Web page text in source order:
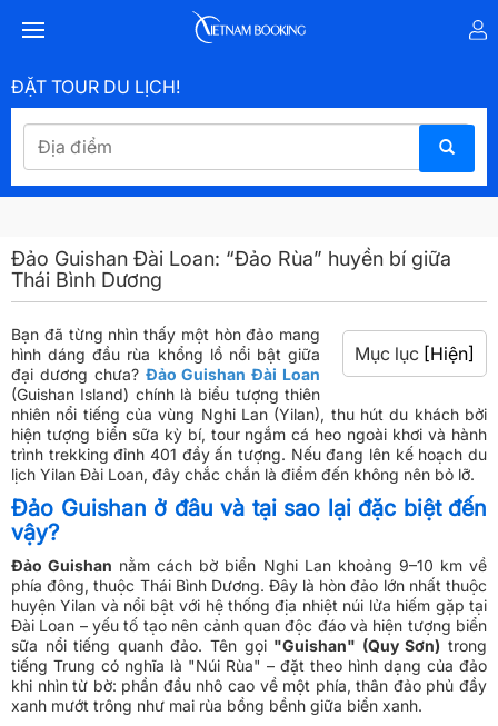
ĐẶT TOUR DU LỊCH!
Đảo Guishan Đài Loan: “Đảo Rùa” huyền bí giữa
Thái Bình Dương
Mục lục [Hiện]
Bạn đã từng nhìn thấy một hòn đảo mang
hình dáng đầu rùa khổng lồ nổi bật giữa
đại dương chưa? Đảo Guishan Đài Loan
(Guishan Island) chính là biểu tượng thiên
nhiên nổi tiếng của vùng Nghi Lan (Yilan), thu hút du khách bởi
hiện tượng biển sữa kỳ bí, tour ngắm cá heo ngoài khơi và hành
trình trekking đỉnh 401 đầy ấn tượng. Nếu đang lên kế hoạch du
lịch Yilan Đài Loan, đây chắc chắn là điểm đến không nên bỏ lỡ.
Đảo Guishan ở đâu và tại sao lại đặc biệt đến
vậy?
Đảo Guishan nằm cách bờ biển Nghi Lan khoảng 9–10 km về
phía đông, thuộc Thái Bình Dương. Đây là hòn đảo lớn nhất thuộc
huyện Yilan và nổi bật với hệ thống địa nhiệt núi lửa hiếm gặp tại
Đài Loan – yếu tố tạo nên cảnh quan độc đáo và hiện tượng biển
sữa nổi tiếng quanh đảo. Tên gọi "Guishan" (Quy Sơn) trong
tiếng Trung có nghĩa là "Núi Rùa" – đặt theo hình dạng của đảo
khi nhìn từ bờ: phần đầu nhô cao về một phía, thân đảo phủ đầy
xanh mướt trông như mai rùa bồng bềnh giữa biển xanh.